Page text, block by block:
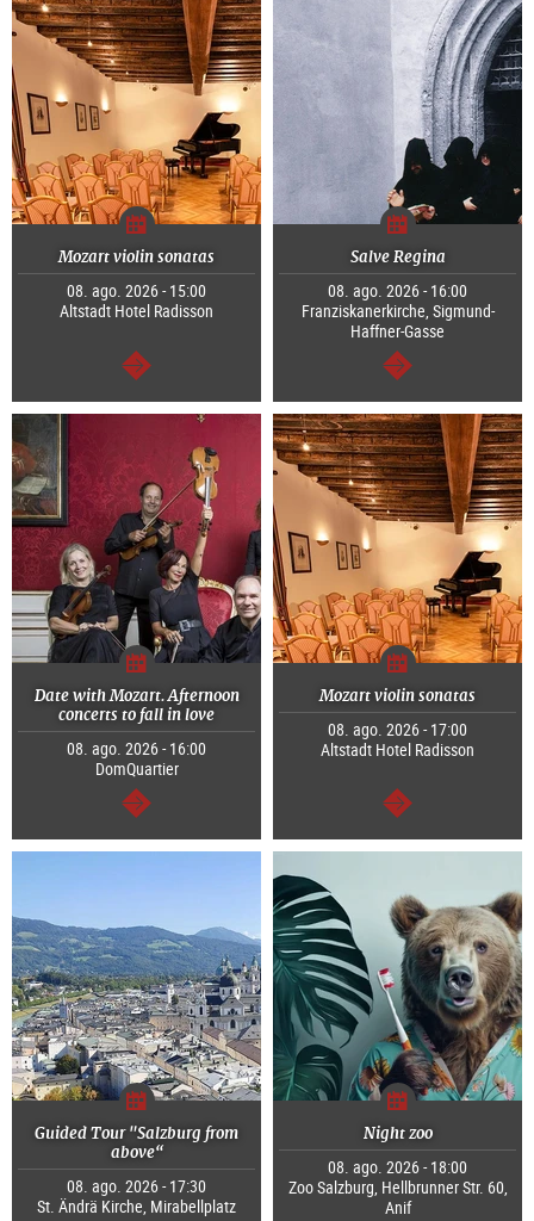
Mozart violin sonatas
08. ago. 2026 - 15:00
Altstadt Hotel Radisson
continuar
Salve Regina
08. ago. 2026 - 16:00
Franziskanerkirche, Sigmund-
Haffner-Gasse
continuar
Date with Mozart. Afternoon
concerts to fall in love
08. ago. 2026 - 16:00
DomQuartier
continuar
Mozart violin sonatas
08. ago. 2026 - 17:00
Altstadt Hotel Radisson
continuar
Guided Tour "Salzburg from
above“
08. ago. 2026 - 17:30
St. Ändrä Kirche, Mirabellplatz
Night zoo
08. ago. 2026 - 18:00
Zoo Salzburg, Hellbrunner Str. 60,
Anif